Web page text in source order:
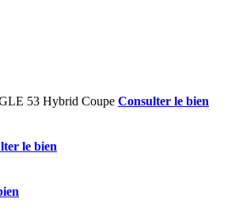
Consulter le bien
le bien